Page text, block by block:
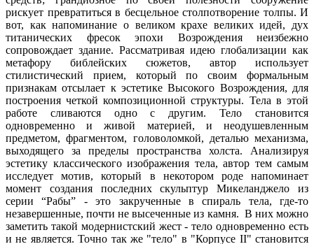
рискует превратиться в бесцельное столпотворение толпы. И
вот, как напоминание о великом крахе великих идей, дух
титанических фресок эпохи Возрождения неизбежно
сопровождает здание. Рассматривая идею глобализации как
метафору библейских сюжетов, автор использует
стилистический прием, который по своим формальным
признакам отсылает к эстетике Высокого Возрождения, для
построения четкой композиционной структуры. Тела в этой
работе сливаются одно с другим. Тело становится
одновременно и живой материей, и неодушевленным
предметом, фрагментом, головоломкой, деталью механизма,
выходящего за пределы пространства холста. Анализируя
эстетику классического изображения тела, автор тем самым
исследует мотив, который в некотором роде напоминает
момент создания последних скульптур Микеланджело из
серии “Рабы” - это закрученные в спираль тела, где-то
незавершенные, почти не высеченные из камня. В них можно
заметить такой модернистский жест - тело одновременно есть
и не является. Точно так же "тело" в "Корпусе II" становится